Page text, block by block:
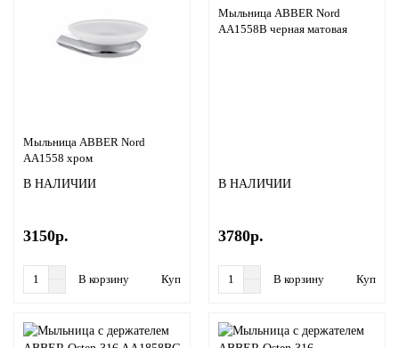
Мыльница ABBER Nord
AA1558 хром
В НАЛИЧИИ
3150р.
В корзину Купить в 1 клик
Мыльница ABBER Nord
AA1558B черная матовая
В НАЛИЧИИ
3780р.
В корзину Купить